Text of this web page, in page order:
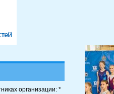
организации: *